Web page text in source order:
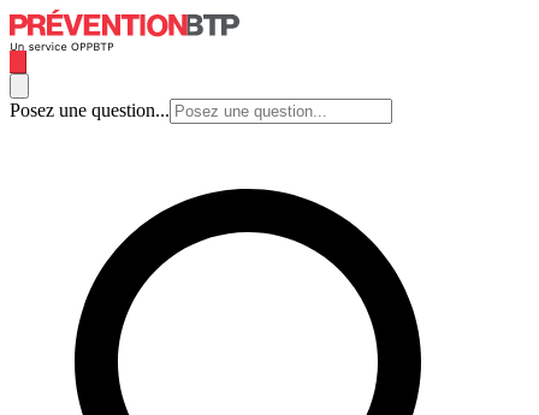
Posez une question...